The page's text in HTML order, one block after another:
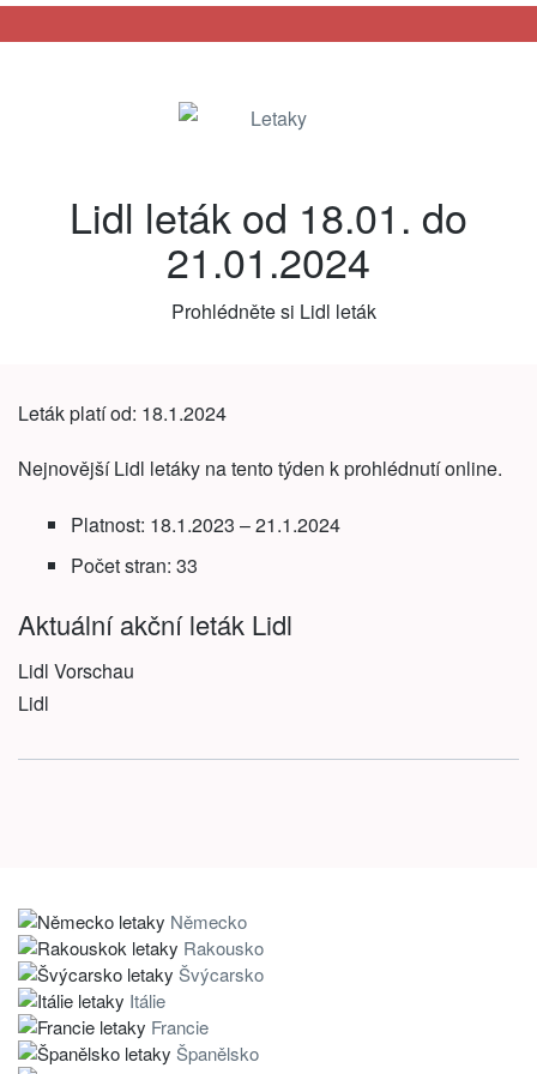
Lidl leták od 18.01. do
21.01.2024
Prohlédněte si Lidl leták
Leták platí od: 18.1.2024
Nejnovější Lidl letáky na tento týden k prohlédnutí online.
Platnost: 18.1.2023 – 21.1.2024
Počet stran: 33
Aktuální akční leták Lidl
Lidl Vorschau
Lidl
Německo
Rakousko
Švýcarsko
Itálie
Francie
Španělsko